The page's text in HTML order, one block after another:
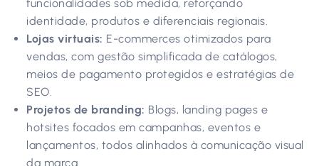
funcionalidades sob medida, reforçando
identidade, produtos e diferenciais regionais.
Lojas virtuais: E-commerces otimizados para
vendas, com gestão simplificada de catálogos,
meios de pagamento protegidos e estratégias de
SEO.
Projetos de branding: Blogs, landing pages e
hotsites focados em campanhas, eventos e
lançamentos, todos alinhados à comunicação visual
da marca.